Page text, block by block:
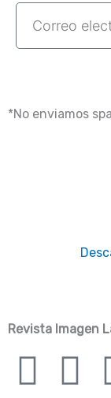
electrónico
*No enviamos
Revista Imagen
F
I